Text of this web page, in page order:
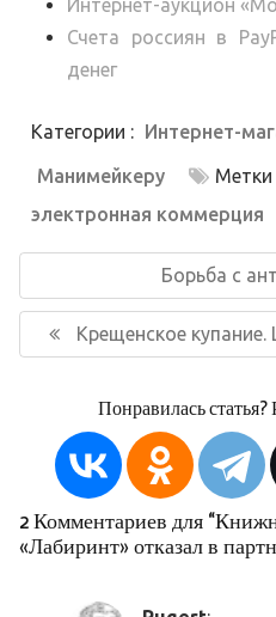
Интернет-аукцион
Счета россиян в
денег
Категории : Интернет-
Манимейкеру Метки
электронная коммерция
записям
запись:
Борьба с
Следующая
запись:
Крещенское
Понравилась статья?
2 Комментариев для
«Лабиринт» отказал в